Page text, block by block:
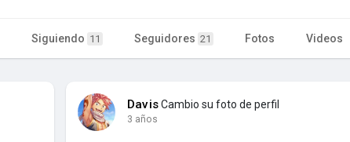
Siguiendo 11 Seguidores 21 Fotos Videos
DavisCambio su foto de perfil
3 años